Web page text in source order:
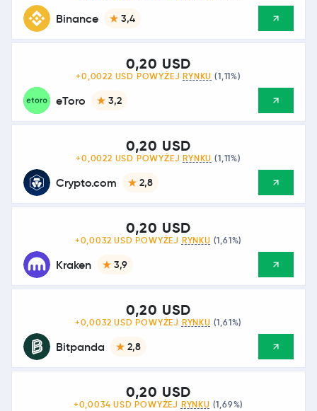
Binance 3,4
eToro 3,2
0,20 USD
+0,0022 USD POWYŻEJ RYNKU (1,11%)
Crypto.com 2,8
0,20 USD
+0,0022 USD POWYŻEJ RYNKU (1,11%)
Kraken 3,9
0,20 USD
+0,0032 USD POWYŻEJ RYNKU (1,61%)
Bitpanda 2,8
0,20 USD
+0,0032 USD POWYŻEJ RYNKU (1,61%)
0,20 USD
+0,0034 USD POWYŻEJ RYNKU (1,69%)